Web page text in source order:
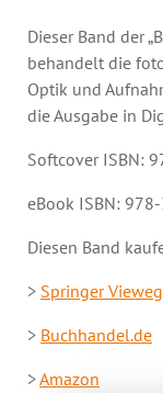
Dieser Band der
behandelt die
Optik und
die Ausgabe in
Softcover ISBN:
eBook ISBN:
Diesen Band
> Springer Vieweg
> Buchhandel.de
>Amazon